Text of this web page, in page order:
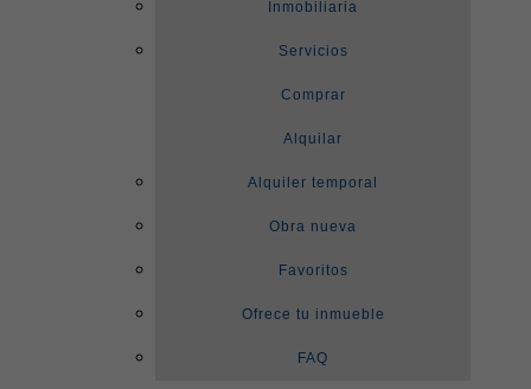
Inmobiliaria
Servicios
Comprar
Alquilar
Alquiler temporal
Obra nueva
Favoritos
Ofrece tu inmueble
FAQ